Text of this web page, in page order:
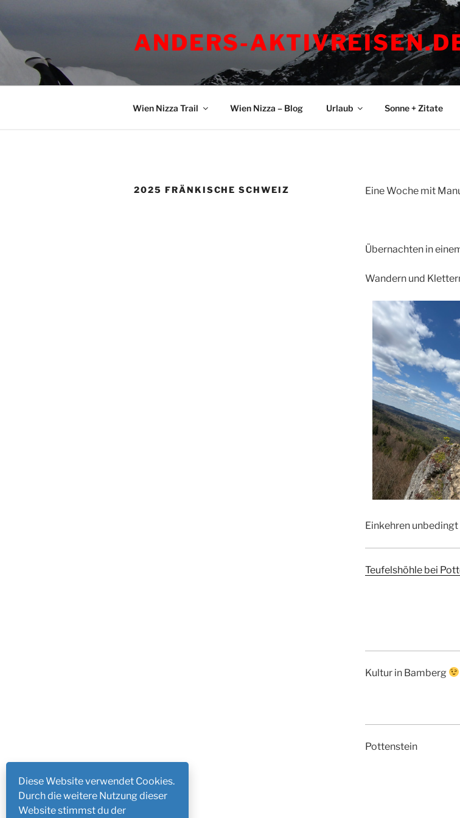
springen
ANDERS-
Wien Nizza Trail Wien Nizza – Blog Urlaub Sonne + Zitate
2025 FRÄNKISCHE SCHWEIZ Eine Woche mit
Übernachten in
Wandern und
Einkehren unbedingt
Teufelshöhle bei
Kultur in Bamberg
Pottenstein
Diese Website verwendet Cookies.
Durch die weitere Nutzung dieser
Website stimmst du der